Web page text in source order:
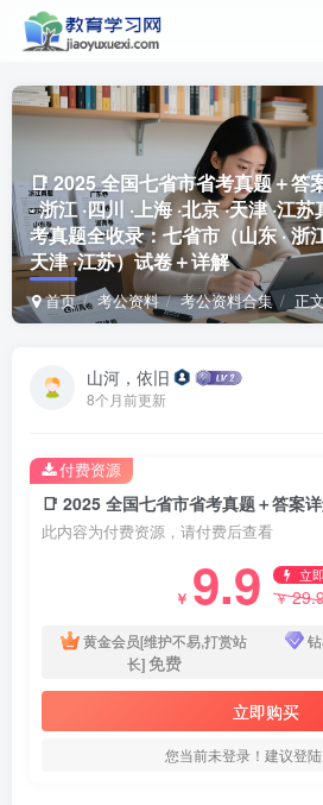
📑 2025 全国七省市省考真题＋答
· 浙江 ·四川 ·上海 ·北京 ·天津 ·江
考真题全收录：七省市（山东 · 浙
天津 ·江苏）试卷＋详解
首页 考公资料 考公资料合集 正
山河，依旧
8个月前更新
此内容为付费资源，请付费后查看
￥ 9.9 立
￥
黄金会员[维护不易,打赏站
长] 免费
立即购买
您当前未登录！建议登
付费资源